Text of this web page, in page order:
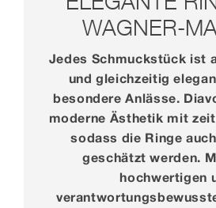
WAGNER-
Jedes Schmuckstück ist
und gleichzeitig
besondere Anlässe.
moderne Ästhetik mit
sodass die Ringe
geschätzt werden.
hochwertigen